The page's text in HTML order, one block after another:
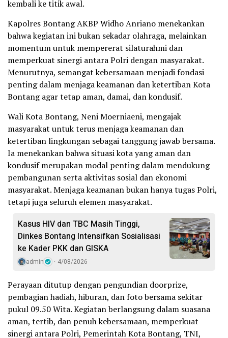
kembali ke titik awal.
Kapolres Bontang AKBP Widho Anriano menekankan
bahwa kegiatan ini bukan sekadar olahraga, melainkan
momentum untuk mempererat silaturahmi dan
memperkuat sinergi antara Polri dengan masyarakat.
Menurutnya, semangat kebersamaan menjadi fondasi
penting dalam menjaga keamanan dan ketertiban Kota
Bontang agar tetap aman, damai, dan kondusif.
Wali Kota Bontang, Neni Moerniaeni, mengajak
masyarakat untuk terus menjaga keamanan dan
ketertiban lingkungan sebagai tanggung jawab bersama.
Ia menekankan bahwa situasi kota yang aman dan
kondusif merupakan modal penting dalam mendukung
pembangunan serta aktivitas sosial dan ekonomi
masyarakat. Menjaga keamanan bukan hanya tugas Polri,
tetapi juga seluruh elemen masyarakat.
Kasus HIV dan TBC Masih Tinggi,
Dinkes Bontang Intensifkan Sosialisasi
ke Kader PKK dan GISKA
admin 4/08/2026
Perayaan ditutup dengan pengundian doorprize,
pembagian hadiah, hiburan, dan foto bersama sekitar
pukul 09.50 Wita. Kegiatan berlangsung dalam suasana
aman, tertib, dan penuh kebersamaan, memperkuat
sinergi antara Polri, Pemerintah Kota Bontang, TNI,